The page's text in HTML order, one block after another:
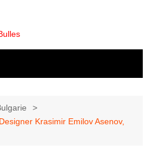
Krasimir Emilov Asenov,